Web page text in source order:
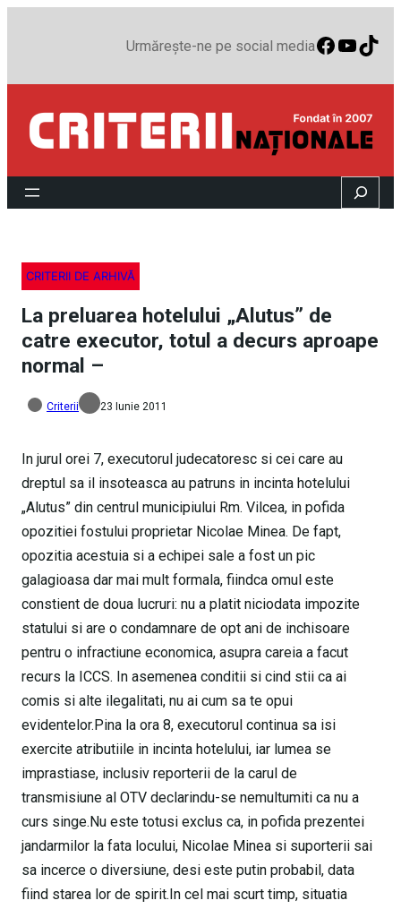
Urmărește-ne pe social media
Search
CRITERII DE ARHIVĂ
La preluarea hotelului „Alutus” de
catre executor, totul a decurs aproape
normal –
Criterii 23 Iunie 2011
In jurul orei 7, executorul judecatoresc si cei care au
dreptul sa il insoteasca au patruns in incinta hotelului
„Alutus” din centrul municipiului Rm. Vilcea, in pofida
opozitiei fostului proprietar Nicolae Minea. De fapt,
opozitia acestuia si a echipei sale a fost un pic
galagioasa dar mai mult formala, fiindca omul este
constient de doua lucruri: nu a platit niciodata impozite
statului si are o condamnare de opt ani de inchisoare
pentru o infractiune economica, asupra careia a facut
recurs la ICCS. In asemenea conditii si cind stii ca ai
comis si alte ilegalitati, nu ai cum sa te opui
evidentelor.Pina la ora 8, executorul continua sa isi
exercite atributiile in incinta hotelului, iar lumea se
imprastiase, inclusiv reporterii de la carul de
transmisiune al OTV declarindu-se nemultumiti ca nu a
curs singe.Nu este totusi exclus ca, in pofida prezentei
jandarmilor la fata locului, Nicolae Minea si suporterii sai
sa incerce o diversiune, desi este putin probabil, data
fiind starea lor de spirit.In cel mai scurt timp, situatia